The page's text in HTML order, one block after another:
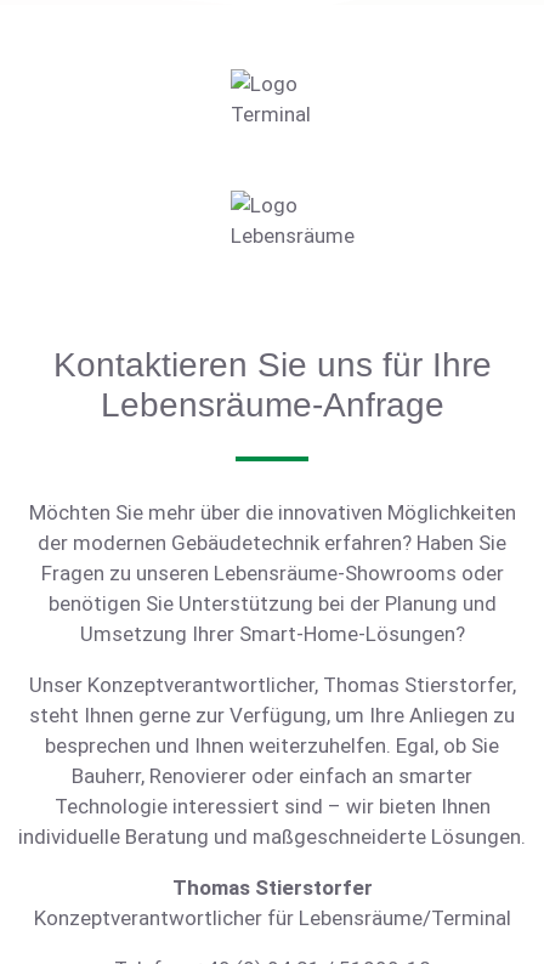
Kontaktieren Sie uns für Ihre
Lebensräume-Anfrage
Möchten Sie mehr über die innovativen Möglichkeiten
der modernen Gebäudetechnik erfahren? Haben Sie
Fragen zu unseren Lebensräume-Showrooms oder
benötigen Sie Unterstützung bei der Planung und
Umsetzung Ihrer Smart-Home-Lösungen?
Unser Konzeptverantwortlicher, Thomas Stierstorfer,
steht Ihnen gerne zur Verfügung, um Ihre Anliegen zu
besprechen und Ihnen weiterzuhelfen. Egal, ob Sie
Bauherr, Renovierer oder einfach an smarter
Technologie interessiert sind – wir bieten Ihnen
individuelle Beratung und maßgeschneiderte Lösungen.
Thomas Stierstorfer
Konzeptverantwortlicher für Lebensräume/Terminal